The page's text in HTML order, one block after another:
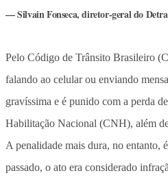
Silvain Fonseca, diretor-geral do
Pelo Código de Trânsito Brasileiro
falando ao celular ou enviando
gravíssima e é punido com a perda
Habilitação Nacional (CNH), além
A penalidade mais dura, no entanto,
passado, o ato era considerado